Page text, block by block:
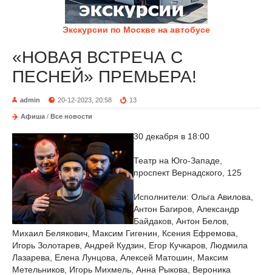
Экскурсии по Москве на автобусе
«НОВАЯ ВСТРЕЧА С
ПЕСНЕЙ» ПРЕМЬЕРА!
admin 20-12-2023, 20:58 13
Афиша / Все новости
30 декабря в 18:00
Театр на Юго-Западе,
проспект Вернадского, 125
Исполнители: Ольга Авилова,
Антон Багиров, Александр
Байдаков, Антон Белов,
Михаил Белякович, Максим Гигенин, Ксения Ефремова,
Игорь Золотарев, Андрей Кудзин, Егор Кучкаров, Людмила
Лазарева, Елена Лунцова, Алексей Матошин, Максим
Метельников, Игорь Михмель, Анна Рыкова, Вероника